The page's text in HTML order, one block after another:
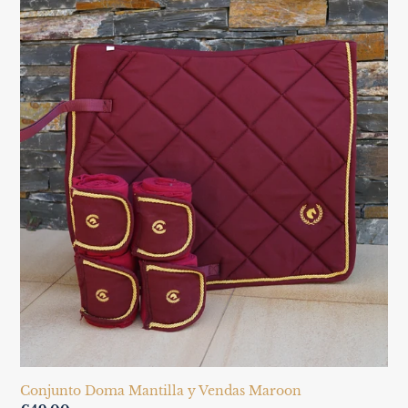
Conjunto
Doma
Mantilla
y
Vendas
Maroon
Conjunto Doma Mantilla y Vendas Maroon